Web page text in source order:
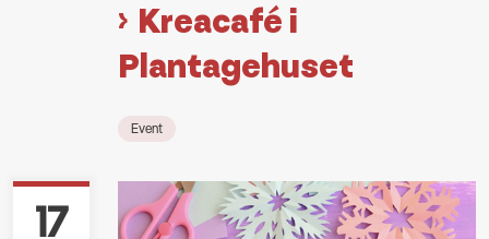
Kreacafé i
Plantagehuset
Event
17